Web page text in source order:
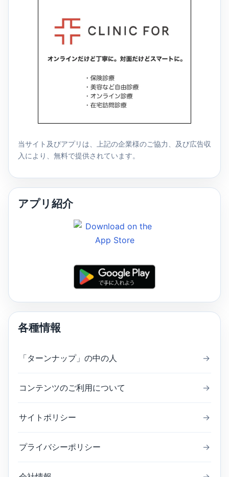
当サイト及びアプリは、上記の企業様のご協力、及び広告収
入により、無料で提供されています。
アプリ紹介
各種情報
「ターンナップ」の中の人 →
コンテンツのご利用について →
サイトポリシー →
プライバシーポリシー →